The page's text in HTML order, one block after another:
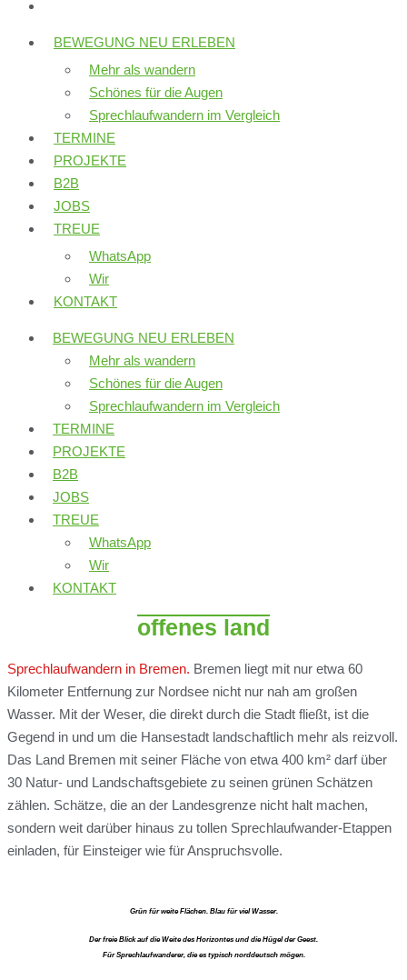
BEWEGUNG NEU ERLEBEN
Mehr als wandern
Schönes für die Augen
Sprechlaufwandern im Vergleich
TERMINE
PROJEKTE
B2B
JOBS
TREUE
WhatsApp
Wir
KONTAKT
BEWEGUNG NEU ERLEBEN
Mehr als wandern
Schönes für die Augen
Sprechlaufwandern im Vergleich
TERMINE
PROJEKTE
B2B
JOBS
TREUE
WhatsApp
Wir
KONTAKT
offenes land
Sprechlaufwandern in Bremen. Bremen liegt mit nur etwa 60
Kilometer Entfernung zur Nordsee nicht nur nah am großen
Wasser. Mit der Weser, die direkt durch die Stadt fließt, ist die
Gegend in und um die Hansestadt landschaftlich mehr als reizvoll.
Das Land Bremen mit seiner Fläche von etwa 400 km² darf über
30 Natur- und Landschaftsgebiete zu seinen grünen Schätzen
zählen. Schätze, die an der Landesgrenze nicht halt machen,
sondern weit darüber hinaus zu tollen Sprechlaufwander-Etappen
einladen, für Einsteiger wie für Anspruchsvolle.
Grün für weite Flächen. Blau für viel Wasser.
Der freie Blick auf die Weite des Horizontes und die Hügel der Geest.
Für Sprechlaufwanderer, die es typisch norddeutsch mögen.